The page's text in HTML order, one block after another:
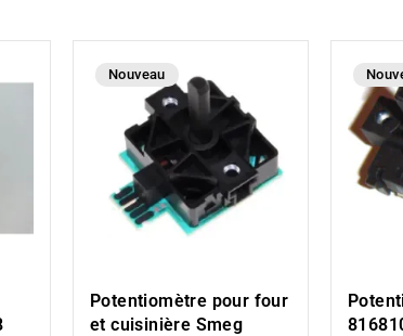
Nouveau
Potentiomètre pour four
et cuisinière Smeg